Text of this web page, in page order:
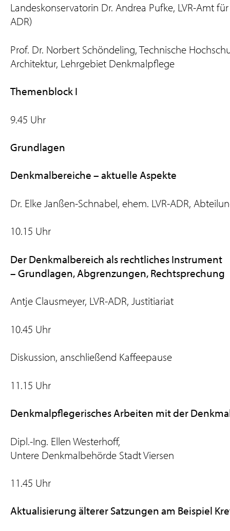
Landeskonservatorin Dr. Andrea Pufke, LVR-Amt
ADR)
Prof. Dr. Norbert Schöndeling, Technische
Architektur, Lehrgebiet Denkmalpflege
Themenblock I
9.45 Uhr
Grundlagen
Denkmalbereiche – aktuelle Aspekte
Dr. Elke Janßen-Schnabel, ehem. LVR-ADR,
10.15 Uhr
Der Denkmalbereich als rechtliches Instrument
– Grundlagen, Abgrenzungen, Rechtsprechung
Antje Clausmeyer, LVR-ADR, Justitiariat
10.45 Uhr
Diskussion, anschließend Kaffeepause
11.15 Uhr
Denkmalpflegerisches Arbeiten mit der
Dipl.-Ing. Ellen Westerhoff,
Untere Denkmalbehörde Stadt Viersen
11.45 Uhr
Aktualisierung älterer Satzungen am Beispiel